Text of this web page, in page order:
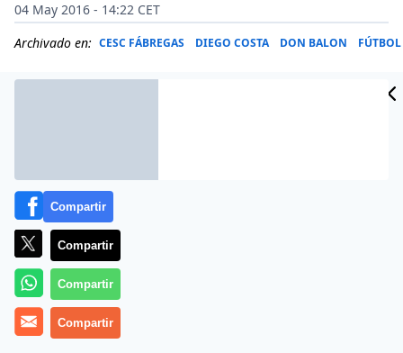
04 May 2016 - 14:22 CET
Archivado en: CESC FÁBREGAS DIEGO COSTA DON BALON FÚTBOL
El Leicester salió campeón de un Chelsea-Tottenham
Compartir
Compartir
Compartir
Compartir